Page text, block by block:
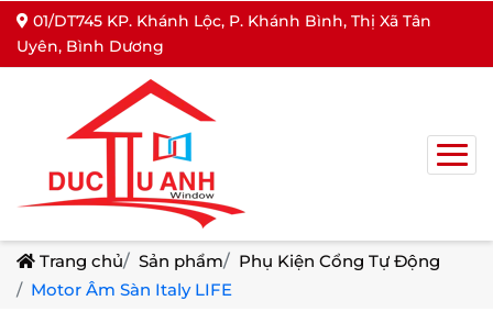
01/DT745 KP. Khánh Lộc, P. Khánh Bình, Thị Xã Tân
Uyên, Bình Dương
Trang chủ Sản phẩm
Phụ Kiện Cổng Tự Động
Motor Âm Sàn Italy LIFE